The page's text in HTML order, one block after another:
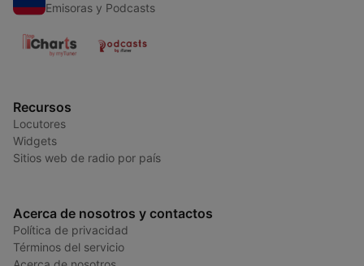
Emisoras y Podcasts
Recursos
Locutores
Widgets
Sitios web de radio por país
Acerca de nosotros y contactos
Política de privacidad
Términos del servicio